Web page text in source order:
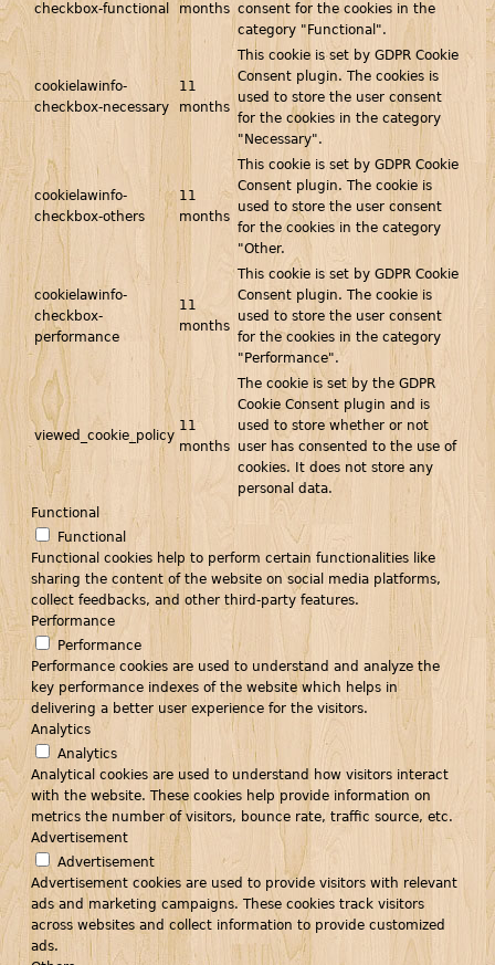
checkbox-functional
months consent for the cookies in the
category "Functional".
cookielawinfo-
checkbox-necessary
11
months
This cookie is set by GDPR Cookie
Consent plugin. The cookies is
used to store the user consent
for the cookies in the category
"Necessary".
cookielawinfo-
checkbox-others
11
months
This cookie is set by GDPR Cookie
Consent plugin. The cookie is
used to store the user consent
for the cookies in the category
"Other.
cookielawinfo-
checkbox-
performance
11
months
This cookie is set by GDPR Cookie
Consent plugin. The cookie is
used to store the user consent
for the cookies in the category
"Performance".
viewed_cookie_policy
11
months
The cookie is set by the GDPR
Cookie Consent plugin and is
used to store whether or not
user has consented to the use of
cookies. It does not store any
personal data.
Functional
Functional
Functional cookies help to perform certain functionalities like
sharing the content of the website on social media platforms,
collect feedbacks, and other third-party features.
Performance
Performance
Performance cookies are used to understand and analyze the
key performance indexes of the website which helps in
delivering a better user experience for the visitors.
Analytics
Analytics
Analytical cookies are used to understand how visitors interact
with the website. These cookies help provide information on
metrics the number of visitors, bounce rate, traffic source, etc.
Advertisement
Advertisement
Advertisement cookies are used to provide visitors with relevant
ads and marketing campaigns. These cookies track visitors
across websites and collect information to provide customized
ads.